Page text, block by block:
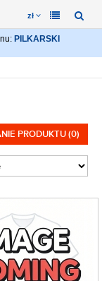
zł
PILKARSKI
PRODUKTU (0)